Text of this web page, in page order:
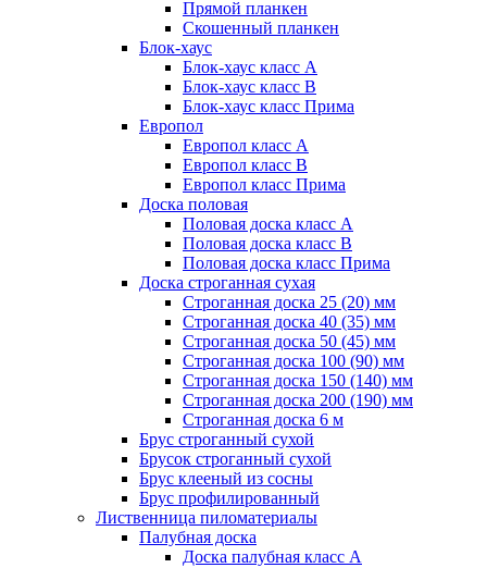
Прямой планкен
Скошенный планкен
Блок-хаус
Блок-хаус класс А
Блок-хаус класс B
Блок-хаус класс Прима
Европол
Европол класс А
Европол класс B
Европол класс Прима
Доска половая
Половая доска класс А
Половая доска класс B
Половая доска класс Прима
Доска строганная сухая
Строганная доска 25 (20) мм
Строганная доска 40 (35) мм
Строганная доска 50 (45) мм
Строганная доска 100 (90) мм
Строганная доска 150 (140) мм
Строганная доска 200 (190) мм
Строганная доска 6 м
Брус строганный сухой
Брусок строганный сухой
Брус клееный из сосны
Брус профилированный
Лиственница пиломатериалы
Палубная доска
Доска палубная класс А